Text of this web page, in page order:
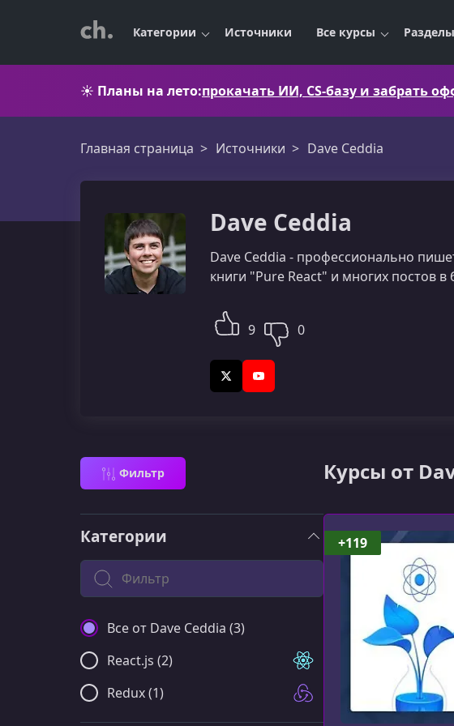
Категории Источники Все курсы Разделы
☀️ Планы на лето:прокачать ИИ, CS-базу и забрать
Главная страница Источники Dave Ceddia
Dave Ceddia
Dave Ceddia - профессионально
книги "Pure React" и многих постов в
9 0
X (Twitter)YouTube
Фильтр Курсы от
Категории
Поиск по категории
Все от Dave Ceddia (3)
React.js (2)
Redux (1)
+119